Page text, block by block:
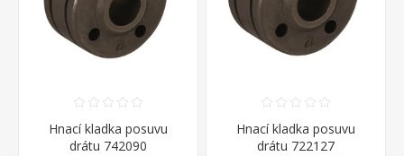
Hnací kladka posuvu
drátu 742090
Hnací kladka posuvu
drátu 722127